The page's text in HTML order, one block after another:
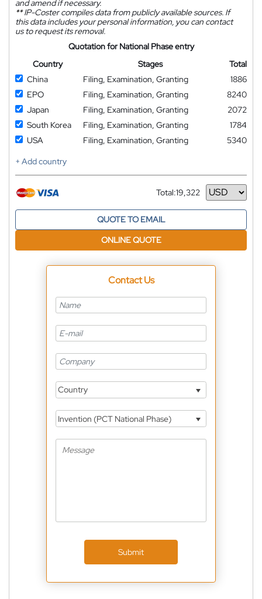
and amend if necessary.
**IP-Coster compiles data from publicly available sources. If
this data includes your personal information, you can contact
us to request its removal.
Quotation for National Phase entry
Country
Stages
Total
China
Filing, Examination, Granting
1886
EPO
Filing, Examination, Granting
8240
Japan
Filing, Examination, Granting
2072
South Korea
Filing, Examination, Granting
1784
USA
Filing, Examination, Granting
5340
+ Add country
Total:19,322
Currency
QUOTE TO EMAIL
ONLINE QUOTE
Contact Us
Country
Invention (PCT National Phase)
Submit